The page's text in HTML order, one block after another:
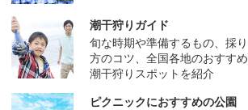
潮干狩りガイド
旬な時期や準備するもの、採り
方のコツ、全国各地のおすすめ
潮干狩りスポットを紹介
ピクニックにおすすめの公園